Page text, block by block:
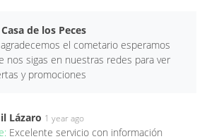
de los Peces
el cometario esperamos
nos sigas en nuestras redes para ver
y promociones
Lázaro 1 year ago
Excelente servicio con información